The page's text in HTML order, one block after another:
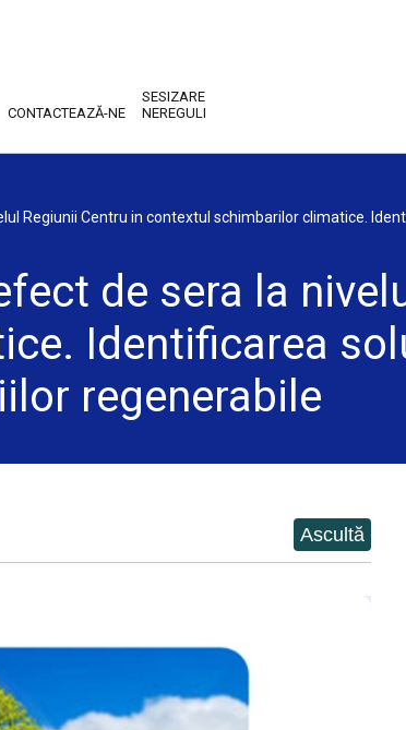
CONTACTEAZĂ-NE
SESIZARE
NEREGULI
Regiunii Centru in contextul schimbarilor climatice.
de sera la
Identificarea
regenerabile